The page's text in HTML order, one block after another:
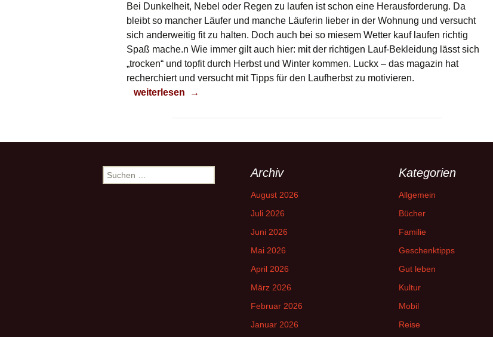
Bei Dunkelheit, Nebel oder Regen zu laufen ist schon eine Herausforderung. Da
bleibt so mancher Läufer und manche Läuferin lieber in der Wohnung und versucht
sich anderweitig fit zu halten. Doch auch bei so miesem Wetter kauf laufen richtig
Spaß mache.n Wie immer gilt auch hier: mit der richtigen Lauf-Bekleidung lässt sich
„trocken“ und topfit durch Herbst und Winter kommen. Luckx – das magazin hat
recherchiert und versucht mit Tipps für den Laufherbst zu motivieren.
Überwindung
weiterlesen →
Suchen
nach:
Archiv
August 2026
Juli 2026
Juni 2026
Mai 2026
April 2026
März 2026
Februar 2026
Januar 2026
Kategorien
Allgemein
Bücher
Familie
Geschenktipps
Gut leben
Kultur
Mobil
Reise